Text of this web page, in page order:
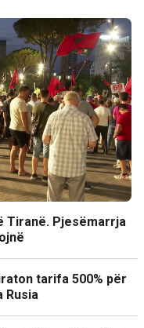
Tiranë. Pjesëmarrja
tarifa 500% për
Rusia